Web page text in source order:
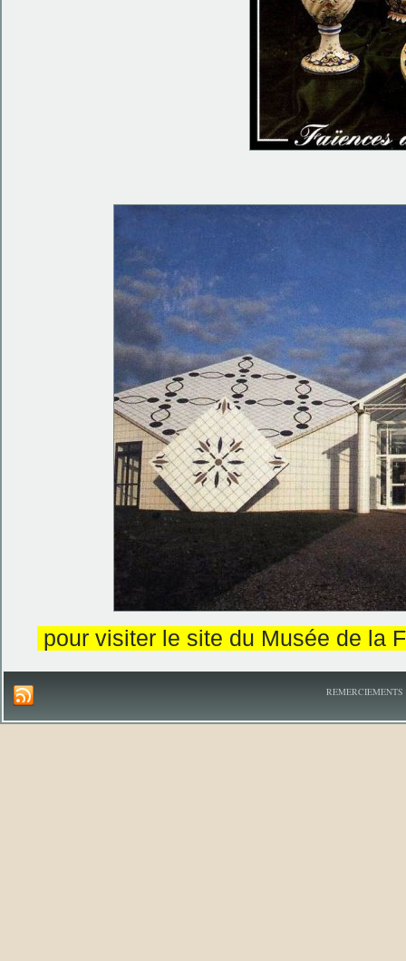
pour visiter le site du Musée de la